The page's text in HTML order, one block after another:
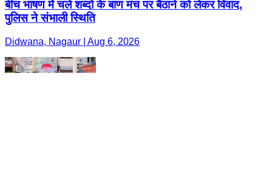
बीच भाषण में चले शब्दो के बाण मंच पर बैठाने को लेकर विवाद,
पुलिस ने संभाली स्थिति
Didwana, Nagaur | Aug 6, 2026